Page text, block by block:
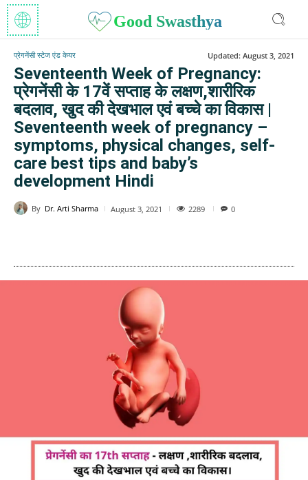
Good Swasthya
प्रेगनेंसी स्टेज एंड केयर Updated: August 3, 2021
Seventeenth Week of Pregnancy:
प्रेगनेंसी के 17वें सप्ताह के लक्षण,शारीरिक
बदलाव, खुद की देखभाल एवं बच्चे का विकास |
Seventeenth week of pregnancy –
symptoms, physical changes, self-
care best tips and baby’s
development Hindi
By Dr. Arti Sharma August 3, 2021 2289 0